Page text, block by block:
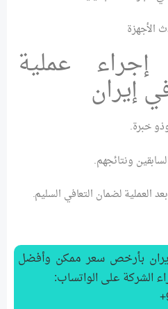
الأجهزة
عملية
إيران
خبرة.
ونتائجهم.
العملية لضمان التعافي السليم.
بأرخص سعر ممكن وأفضل
الشركة على الواتساب: